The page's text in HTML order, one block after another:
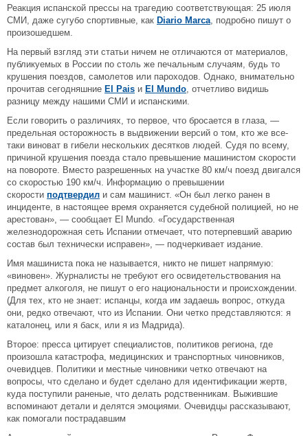
Реакция испанской прессы на трагедию соответствующая: 25 июля
СМИ, даже сугубо спортивные, как Diario Marca, подробно пишут о
произошедшем.
На первый взгляд эти статьи ничем не отличаются от материалов,
публикуемых в России по столь же печальным случаям, будь то
крушения поездов, самолетов или пароходов. Однако, внимательно
прочитав сегодняшние El Pais и El Mundo, отчетливо видишь
разницу между нашими СМИ и испанскими.
Если говорить о различиях, то первое, что бросается в глаза, —
предельная осторожность в выдвижении версий о том, кто же все-
таки виноват в гибели нескольких десятков людей. Судя по всему,
причиной крушения поезда стало превышение машинистом скорости
на повороте. Вместо разрешенных на участке 80 км/ч поезд двигался
со скоростью 190 км/ч. Информацию о превышении
скорости подтвердил и сам машинист. «Он был легко ранен в
инциденте, в настоящее время охраняется судебной полицией, но не
арестован», — сообщает El Mundo. «Государственная
железнодорожная сеть Испании отмечает, что потерпевший аварию
состав был технически исправен», — подчеркивает издание.
Имя машиниста пока не называется, никто не пишет напрямую:
«виновен». Журналисты не требуют его освидетельствования на
предмет алкоголя, не пишут о его национальности и происхождении.
(Для тех, кто не знает: испанцы, когда им задаешь вопрос, откуда
они, редко отвечают, что из Испании. Они четко представляются: я
каталонец, или я баск, или я из Мадрида).
Второе: пресса цитирует специалистов, политиков региона, где
произошла катастрофа, медицинских и транспортных чиновников,
очевидцев. Политики и местные чиновники четко отвечают на
вопросы, что сделано и будет сделано для идентификации жертв,
куда поступили раненые, что делать родственникам. Выжившие
вспоминают детали и делятся эмоциями. Очевидцы рассказывают,
как помогали пострадавшим